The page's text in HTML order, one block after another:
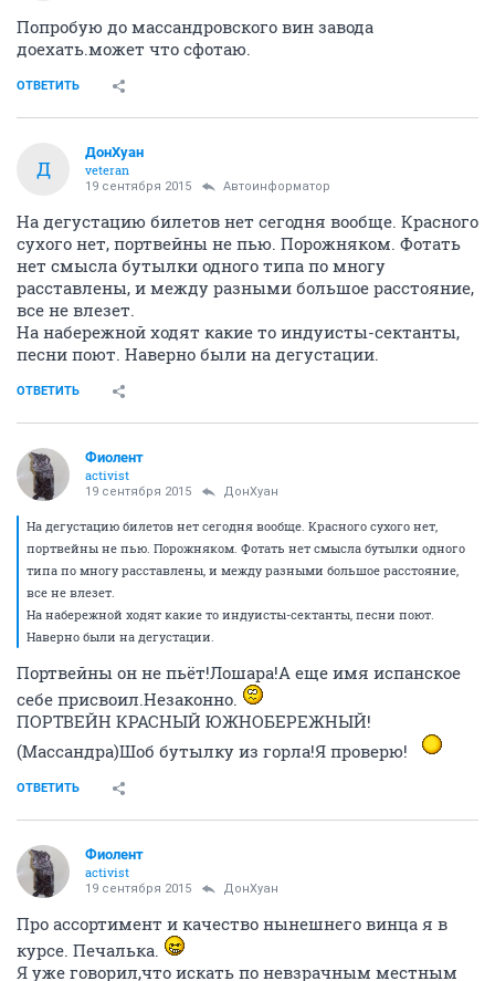
Попробую до массандровского вин завода
доехать.может что сфотаю.
ОТВЕТИТЬ
Д
ДонХуан
veteran
19 сентября 2015 Автоинформатор
На дегустацию билетов нет сегодня вообще. Красного
сухого нет, портвейны не пью. Порожняком. Фотать
нет смысла бутылки одного типа по многу
расставлены, и между разными большое расстояние,
все не влезет.
На набережной ходят какие то индуисты-сектанты,
песни поют. Наверно были на дегустации.
ОТВЕТИТЬ
Фиолент
activist
19 сентября 2015 ДонХуан
На дегустацию билетов нет сегодня вообще. Красного сухого нет,
портвейны не пью. Порожняком. Фотать нет смысла бутылки одного
типа по многу расставлены, и между разными большое расстояние,
все не влезет.
На набережной ходят какие то индуисты-сектанты, песни поют.
Наверно были на дегустации.
Портвейны он не пьёт!Лошара!А еще имя испанское
себе присвоил.Незаконно.
ПОРТВЕЙН КРАСНЫЙ ЮЖНОБЕРЕЖНЫЙ!
(Массандра)Шоб бутылку из горла!Я проверю!
ОТВЕТИТЬ
Фиолент
activist
19 сентября 2015 ДонХуан
Про ассортимент и качество нынешнего винца я в
курсе. Печалька.
Я уже говорил,что искать по невзрачным местным